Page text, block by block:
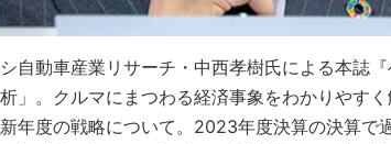
自動車産業リサーチ・中西孝樹氏による本誌
」。クルマにまつわる経済事象をわかりやす
年度の戦略について。2023年度決算の決算で